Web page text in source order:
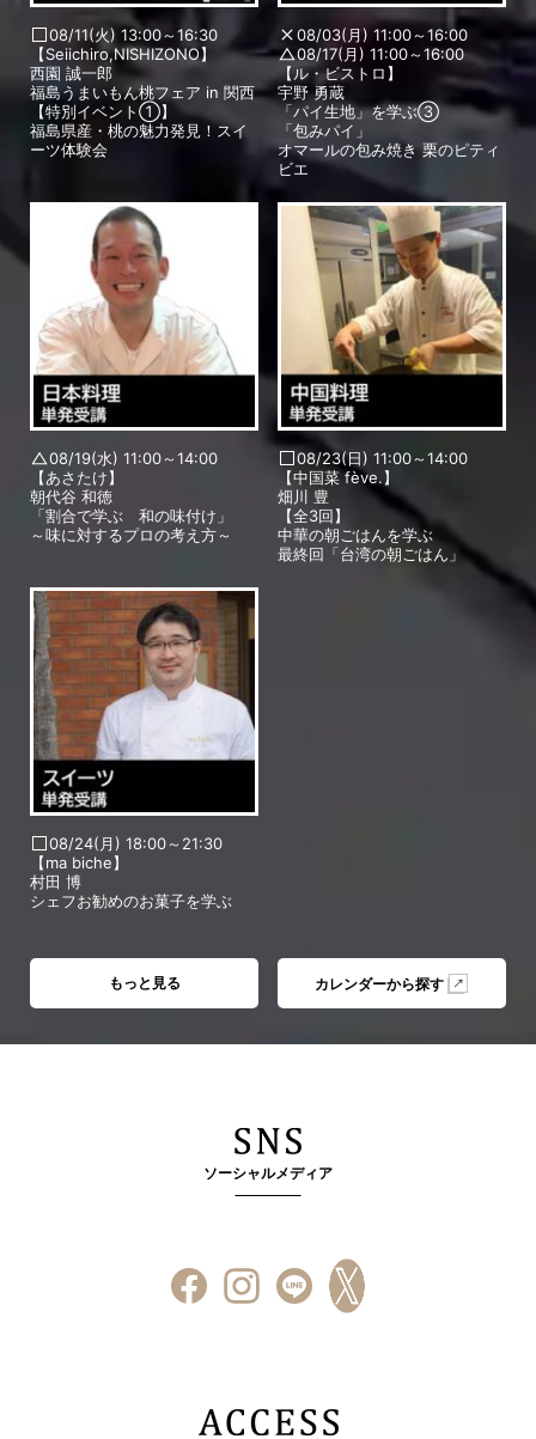
08/11(火) 13:00～16:30
【Seiichiro,NISHIZONO】
西園 誠一郎
福島うまいもん桃フェア in 関西
【特別イベント①】
福島県産・桃の魅力発見！スイ
ーツ体験会
08/03(月) 11:00～16:00
08/17(月) 11:00～16:00
【ル・ビストロ】
宇野 勇蔵
「パイ生地」を学ぶ③
「包みパイ」
オマールの包み焼き 栗のピティ
ビエ
08/19(水) 11:00～14:00
【あさたけ】
朝代谷 和徳
「割合で学ぶ 和の味付け」
～味に対するプロの考え方～
08/23(日) 11:00～14:00
【中国菜 fève.】
畑川 豊
【全3回】
中華の朝ごはんを学ぶ
最終回「台湾の朝ごはん」
08/24(月) 18:00～21:30
【ma biche】
村田 博
シェフお勧めのお菓子を学ぶ
もっと見る カレンダーから探す
ソーシャルメディア